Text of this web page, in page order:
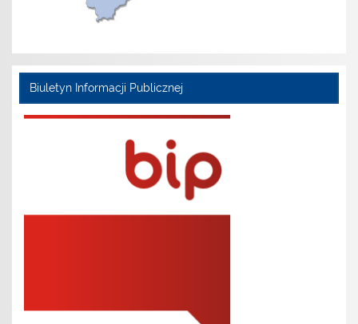
Biuletyn Informacji Publicznej